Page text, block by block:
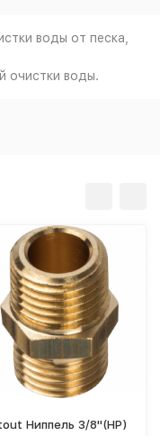
воды от песка,
очистки воды.
Ниппель 3/8"(НР)